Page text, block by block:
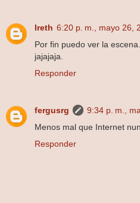
Ireth 6:20 p. m., mayo 26,
Por fin puedo ver la
jajajaja.
Responder
fergusrg
9:34 p. m.,
Menos mal que Internet
Responder